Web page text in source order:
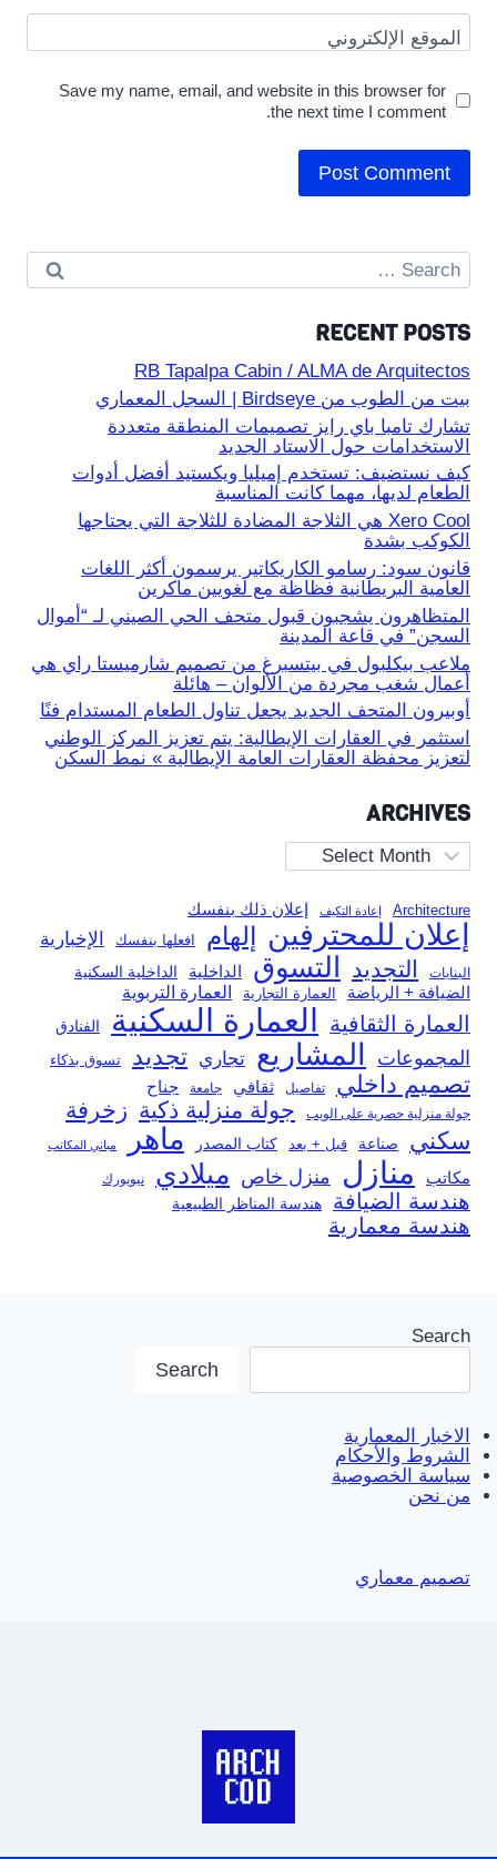
الموقع الإلكتروني
Save my name, email, and website in this browser for
the next time I comment.
Search
for:
RECENT POSTS
RB Tapalpa Cabin / ALMA de Arquitectos
بيت من الطوب من Birdseye | السجل المعماري
تشارك تامبا باي رايز تصميمات المنطقة متعددة
الاستخدامات حول الاستاد الجديد
كيف نستضيف: تستخدم إميليا ويكستيد أفضل أدوات
الطعام لديها، مهما كانت المناسبة
Xero Cool هي الثلاجة المضادة للثلاجة التي يحتاجها
الكوكب بشدة
قانون سود: رسامو الكاريكاتير يرسمون أكثر اللغات
العامية البريطانية فظاظة مع لغويين ماكرين
المتظاهرون يشجبون قبول متحف الحي الصيني لـ “أموال
السجن” في قاعة المدينة
ملاعب بيكلبول في بيتسبرغ من تصميم شارميستا راي هي
أعمال شغب مجردة من الألوان – هائلة
أوبيرون المتحف الجديد يجعل تناول الطعام المستدام فنًا
استثمر في العقارات الإيطالية: يتم تعزيز المركز الوطني
لتعزيز محفظة العقارات العامة الإيطالية » نمط السكن
ARCHIVES
Archives
Architecture إعادة التكيف إعلان ذلك بنفسك
إعلان للمحترفين إلهام افعلها بنفسك الإخبارية
البنايات التجديد التسوق الداخلية الداخلية السكنية
الضيافة + الرياضة العمارة التجارية العمارة التربوية
العمارة الثقافية العمارة السكنية الفنادق
المجموعات المشاريع تجاري تجديد تسوق بذكاء
تصميم داخلي تفاصيل ثقافي جامعة جناح
جولة منزلية حصرية على الويب جولة منزلية ذكية زخرفة
سكني صناعة قبل + بعد كتاب المصدر ماهر مباني المكاتب
مكاتب منازل منزل خاص ميلادي نيويورك
هندسة الضيافة هندسة المناظر الطبيعية
هندسة معمارية
Search
Search
الاخبار المعمارية
الشروط والأحكام
سياسة الخصوصية
من نحن
تصميم معماري